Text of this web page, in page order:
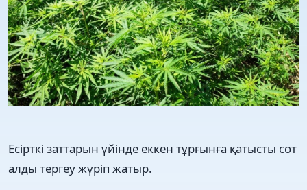
Есірткі заттарын үйінде еккен тұрғынға қатысты сот
алды тергеу жүріп жатыр.